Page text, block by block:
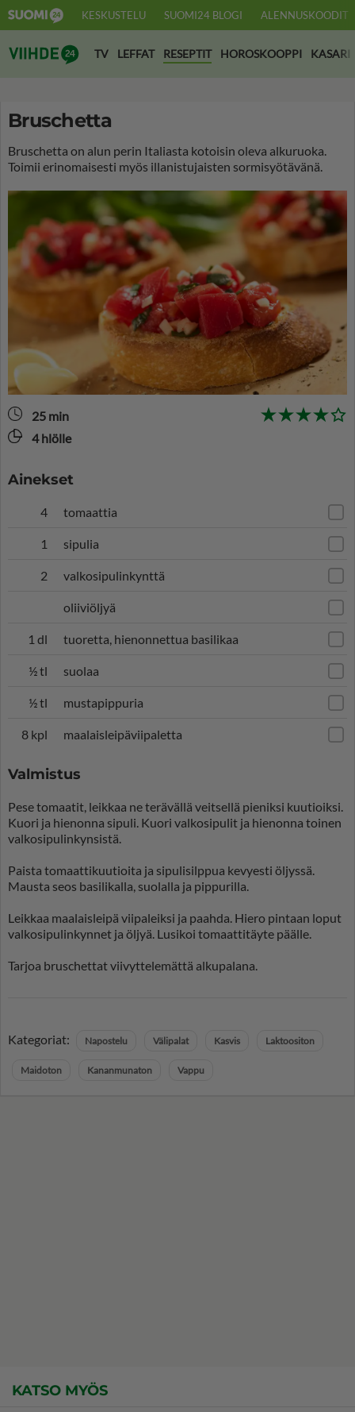
KESKUSTELU SUOMI24 BLOGI ALENNUSKOODIT
Suomi24 Viihde
TV LEFFAT RESEPTIT HOROSKOOPPI KASARI
Bruschetta
Bruschetta on alun perin Italiasta kotoisin oleva alkuruoka.
Toimii erinomaisesti myös illanistujaisten sormisyötävänä.
25 min
4 hlölle
Ainekset
4 tomaattia
1 sipulia
2 valkosipulinkynttä
oliiviöljyä
1 dl tuoretta, hienonnettua basilikaa
½ tl suolaa
½ tl mustapippuria
8 kpl maalaisleipäviipaletta
Valmistus
Pese tomaatit, leikkaa ne terävällä veitsellä pieniksi kuutioiksi.
Kuori ja hienonna sipuli. Kuori valkosipulit ja hienonna toinen
valkosipulinkynsistä.
Paista tomaattikuutioita ja sipulisilppua kevyesti öljyssä.
Mausta seos basilikalla, suolalla ja pippurilla.
Leikkaa maalaisleipä viipaleiksi ja paahda. Hiero pintaan loput
valkosipulinkynnet ja öljyä. Lusikoi tomaattitäyte päälle.
Tarjoa bruschettat viivyttelemättä alkupalana.
Kategoriat: Napostelu Välipalat Kasvis Laktoositon
Maidoton Kananmunaton Vappu
KATSO MYÖS